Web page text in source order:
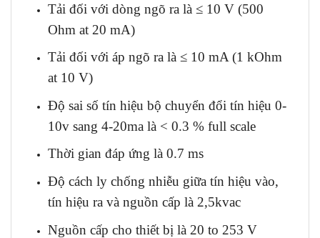
Tải đối với dòng ngõ ra là ≤ 10 V (500
Ohm at 20 mA)
Tải đối với áp ngõ ra là ≤ 10 mA (1 kOhm
at 10 V)
Độ sai số tín hiệu bộ chuyển đổi tín hiệu 0-
10v sang 4-20ma là < 0.3 % full scale
Thời gian đáp ứng là 0.7 ms
Độ cách ly chống nhiễu giữa tín hiệu vào,
tín hiệu ra và nguồn cấp là 2,5kvac
Nguồn cấp cho thiết bị là 20 to 253 V